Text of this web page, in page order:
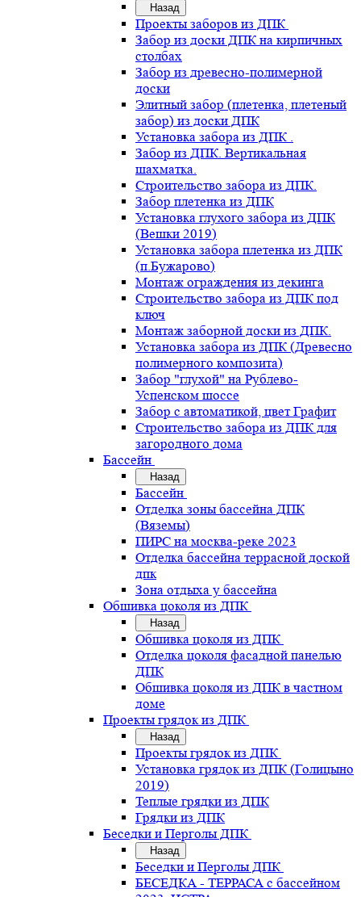
Назад
Проекты заборов из ДПК
Забор из доски ДПК на кирпичных
столбах
Забор из древесно-полимерной
доски
Элитный забор (плетенка, плетеный
забор) из доски ДПК
Установка забора из ДПК .
Забор из ДПК. Вертикальная
шахматка.
Строительство забора из ДПК.
Забор плетенка из ДПК
Установка глухого забора из ДПК
(Вешки 2019)
Установка забора плетенка из ДПК
(п.Бужарово)
Монтаж ограждения из декинга
Строительство забора из ДПК под
ключ
Монтаж заборной доски из ДПК.
Установка забора из ДПК (Древесно
полимерного композита)
Забор "глухой" на Рублево-
Успенском шоссе
Забор с автоматикой, цвет Графит
Строительство забора из ДПК для
загородного дома
Бассейн
Назад
Бассейн
Отделка зоны бассейна ДПК
(Вяземы)
ПИРС на москва-реке 2023
Отделка бассейна террасной доской
дпк
Зона отдыха у бассейна
Обшивка цоколя из ДПК
Назад
Обшивка цоколя из ДПК
Отделка цоколя фасадной панелью
ДПК
Обшивка цоколя из ДПК в частном
доме
Проекты грядок из ДПК
Назад
Проекты грядок из ДПК
Установка грядок из ДПК (Голицыно
2019)
Теплые грядки из ДПК
Грядки из ДПК
Беседки и Перголы ДПК
Назад
Беседки и Перголы ДПК
БЕСЕДКА - ТЕРРАСА с бассейном